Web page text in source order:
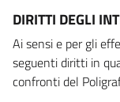
DIRITTI DEGLI
Ai sensi e per gli
seguenti diritti in
confronti del